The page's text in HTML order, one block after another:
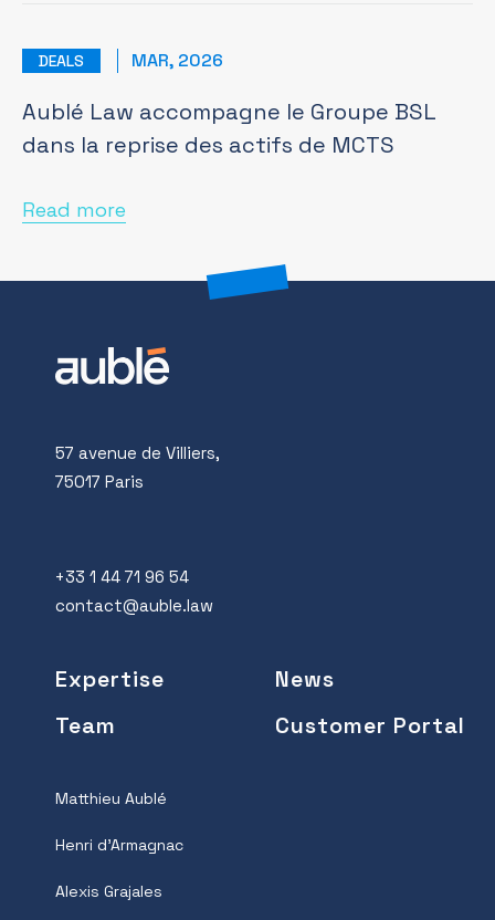
DEALS MAR, 2026
Aublé Law accompagne le Groupe BSL
dans la reprise des actifs de MCTS
Read more
57 avenue de Villiers,
75017 Paris
+33 1 44 71 96 54
contact@auble.law
Expertise
News
Team
Customer Portal
Matthieu Aublé
Henri d’Armagnac
Alexis Grajales